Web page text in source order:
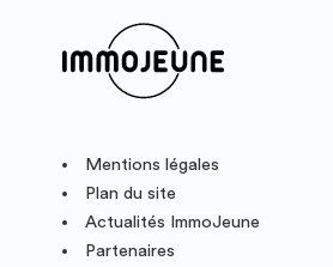
Mentions légales
Plan du site
Actualités ImmoJeune
Partenaires